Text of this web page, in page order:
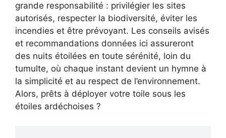
grande responsabilité : privilégier les sites
autorisés, respecter la biodiversité, éviter les
incendies et être prévoyant. Les conseils avisés
et recommandations données ici assureront
des nuits étoilées en toute sérénité, loin du
tumulte, où chaque instant devient un hymne à
la simplicité et au respect de l’environnement.
Alors, prêts à déployer votre toile sous les
étoiles ardéchoises ?